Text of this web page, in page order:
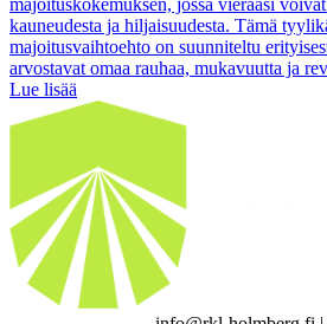
kauneudesta ja hiljaisuudesta. Tämä
majoitusvaihtoehto on suunniteltu
arvostavat omaa rauhaa, mukavuutta ja
Lue lisää